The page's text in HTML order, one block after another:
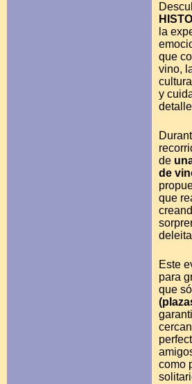
la
que
vino,
y
de
de
que
Este
para
que
como